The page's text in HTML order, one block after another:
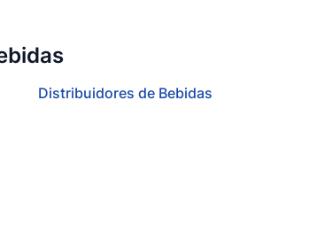
Distribuidores de Bebidas